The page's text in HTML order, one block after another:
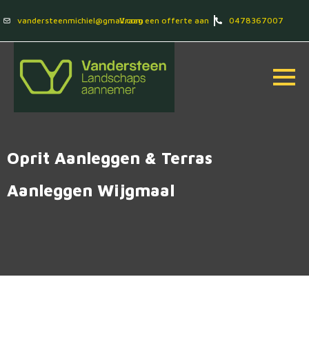
vandersteenmichiel@gmail.comVraag een offerte aan 0478367007
Oprit Aanleggen & Terras
Aanleggen Wijgmaal